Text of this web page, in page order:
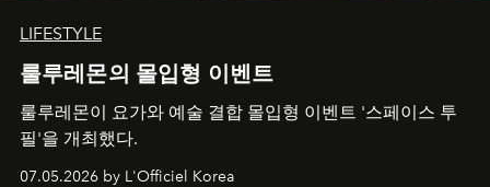
LIFESTYLE
룰루레몬의 몰입형 이벤트
룰루레몬이 요가와 예술 결합 몰입형 이벤트 '스페이스 투
필'을 개최했다.
07.05.2026 by L'Officiel Korea